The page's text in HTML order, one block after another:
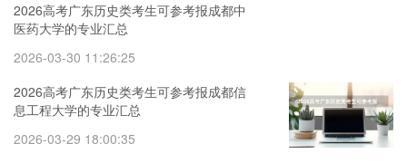
2026高考广东历史类考生可参考报成都中
医药大学的专业汇总
2026-03-30 11:26:25
2026高考广东历史类考生可参考报成都信
息工程大学的专业汇总
2026-03-29 18:00:35